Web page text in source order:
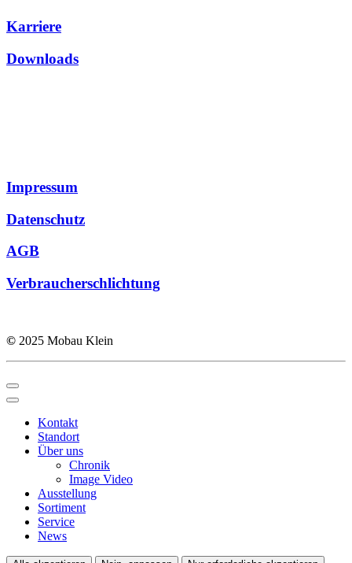
Karriere
Downloads
Impressum
Datenschutz
AGB
Verbraucherschlichtung
© 2025 Mobau Klein
Kontakt
Standort
Über uns
Chronik
Image Video
Ausstellung
Sortiment
Service
News